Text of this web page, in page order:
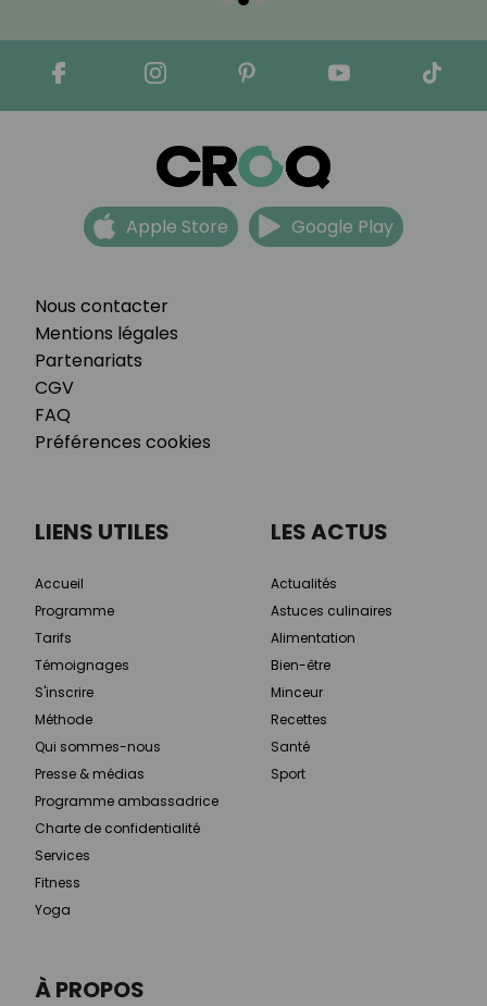
Nous contacter
Mentions légales
Partenariats
CGV
FAQ
Préférences cookies
Apple Store Google Play
À PROPOS
LIENS UTILES
Accueil
Programme
Tarifs
Témoignages
S'inscrire
Méthode
Qui sommes-nous
Presse & médias
Programme ambassadrice
Charte de confidentialité
Services
Fitness
Yoga
LES ACTUS
Actualités
Astuces culinaires
Alimentation
Bien-être
Minceur
Recettes
Santé
Sport